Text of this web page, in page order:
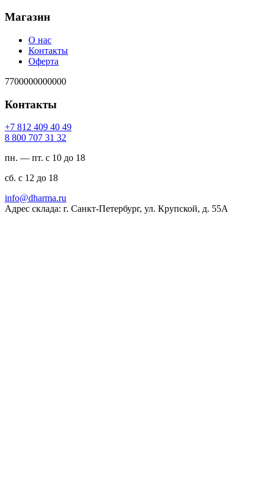
Магазин
О нас
Контакты
Оферта
7700000000000
Контакты
94 04 904 218 7+
23 13 707 008 8
пн. — пт. с 10 до 18
сб. с 12 до 18
ur.amrahd@ofni
Адрес склада: г. Санкт-Петербург, ул. Крупской, д. 55А